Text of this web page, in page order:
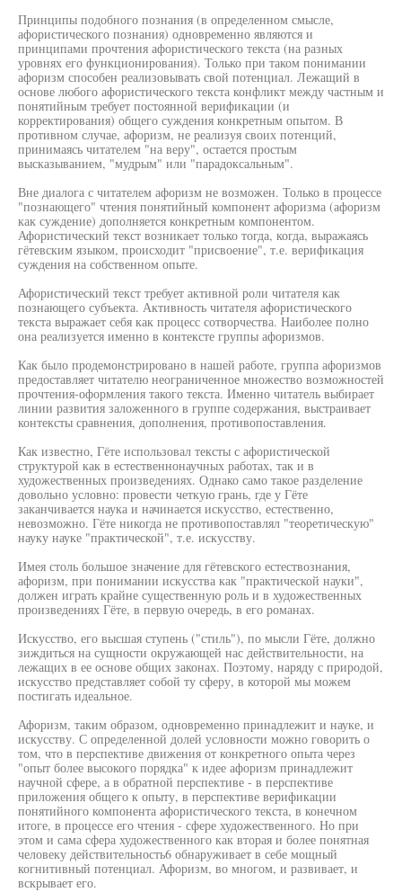
Принципы подобного познания (в определенном смысле,
афористического познания) одновременно являются и
принципами прочтения афористического текста (на разных
уровнях его функционирования). Только при таком понимании
афоризм способен реализовывать свой потенциал. Лежащий в
основе любого афористического текста конфликт между частным и
понятийным требует постоянной верификации (и
корректирования) общего суждения конкретным опытом. В
противном случае, афоризм, не реализуя своих потенций,
принимаясь читателем "на веру", остается простым
высказыванием, "мудрым" или "парадоксальным".
Вне диалога с читателем афоризм не возможен. Только в процессе
"познающего" чтения понятийный компонент афоризма (афоризм
как суждение) дополняется конкретным компонентом.
Афористический текст возникает только тогда, когда, выражаясь
гётевским языком, происходит "присвоение", т.е. верификация
суждения на собственном опыте.
Афористический текст требует активной роли читателя как
познающего субъекта. Активность читателя афористического
текста выражает себя как процесс сотворчества. Наиболее полно
она реализуется именно в контексте группы афоризмов.
Как было продемонстрировано в нашей работе, группа афоризмов
предоставляет читателю неограниченное множество возможностей
прочтения-оформления такого текста. Именно читатель выбирает
линии развития заложенного в группе содержания, выстраивает
контексты сравнения, дополнения, противопоставления.
Как известно, Гёте использовал тексты с афористической
структурой как в естественнонаучных работах, так и в
художественных произведениях. Однако само такое разделение
довольно условно: провести четкую грань, где у Гёте
заканчивается наука и начинается искусство, естественно,
невозможно. Гёте никогда не противопоставлял "теоретическую"
науку науке "практической", т.е. искусству.
Имея столь большое значение для гётевского естествознания,
афоризм, при понимании искусства как "практической науки",
должен играть крайне существенную роль и в художественных
произведениях Гёте, в первую очередь, в его романах.
Искусство, его высшая ступень ("стиль"), по мысли Гёте, должно
зиждиться на сущности окружающей нас действительности, на
лежащих в ее основе общих законах. Поэтому, наряду с природой,
искусство представляет собой ту сферу, в которой мы можем
постигать идеальное.
Афоризм, таким образом, одновременно принадлежит и науке, и
искусству. С определенной долей условности можно говорить о
том, что в перспективе движения от конкретного опыта через
"опыт более высокого порядка" к идее афоризм принадлежит
научной сфере, а в обратной перспективе - в перспективе
приложения общего к опыту, в перспективе верификации
понятийного компонента афористического текста, в конечном
итоге, в процессе его чтения - сфере художественного. Но при
этом и сама сфера художественного как вторая и более понятная
человеку действительность6 обнаруживает в себе мощный
когнитивный потенциал. Афоризм, во многом, и развивает, и
вскрывает его.